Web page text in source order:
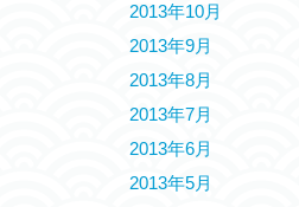
2013年10月
2013年9月
2013年8月
2013年7月
2013年6月
2013年5月